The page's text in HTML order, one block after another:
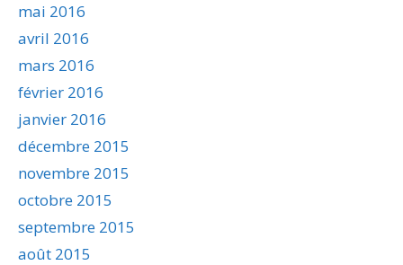
mai 2016
avril 2016
mars 2016
février 2016
janvier 2016
décembre 2015
novembre 2015
octobre 2015
septembre 2015
août 2015